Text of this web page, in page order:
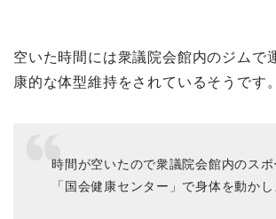
空いた時間には衆議院会館内のジムで
康的な体型維持をされているそうです。
時間が空いたので衆議院会館内のス
「国会健康センター」で身体を動かし